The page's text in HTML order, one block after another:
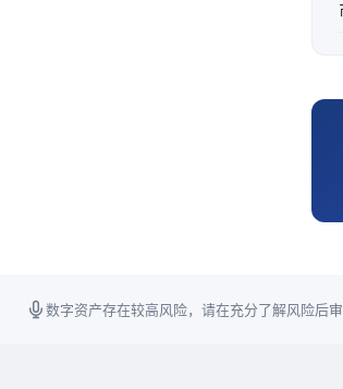
数字资产存在较高风险，请在充分了解风险后审